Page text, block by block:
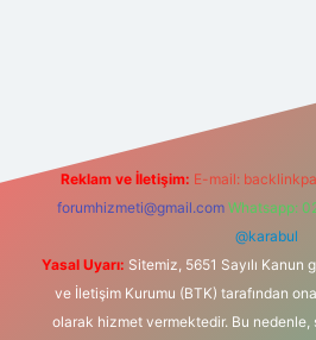
Reklam ve İletişim: E-mail:
forumhizmeti@gmail.com Whatsapp:
@karabul
Yasal Uyarı: Sitemiz, 5651 Sayılı
ve İletişim Kurumu (BTK) tarafından
olarak hizmet vermektedir. Bu